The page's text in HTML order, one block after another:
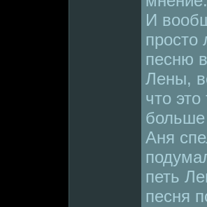
И
просто
песню
Лены,
что
больше
Аня
петь
песня